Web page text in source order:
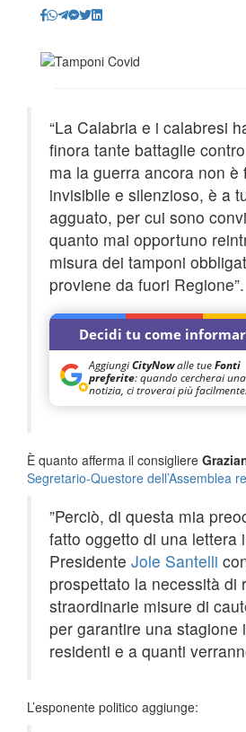
“La Calabria e i calabresi
finora tante battaglie
ma la guerra ancora non è
invisibile e silenzioso, è a
agguato, per cui sono
quanto mai opportuno
misura dei tamponi
proviene da fuori Regione”.
Decidi tu come
AggiungiCityNowalle tueFonti
preferite: quando cercherai una
notizia, ci troverai più facilmente.
È quanto afferma il consigliere
Segretario-Questore dell’Assemblea
”Perciò, di questa mia
fatto oggetto di una lettera
Presidente Jole Santelli
prospettato la necessità di
straordinarie misure di
per garantire una stagione
residenti e a quanti
L’esponente politico aggiunge: